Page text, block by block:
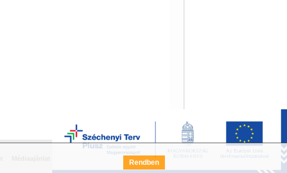
Széchenyi Terv Pályázat FAQ
Rendben